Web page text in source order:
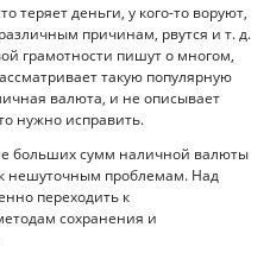
теряет деньги, у кого-то воруют,
причинам, рвутся и т. д.
грамотности пишут о многом,
такую популярную
валюта, и не описывает
нужно исправить.
больших сумм наличной валюты
нешуточным проблемам. Над
переходить к
сохранения и